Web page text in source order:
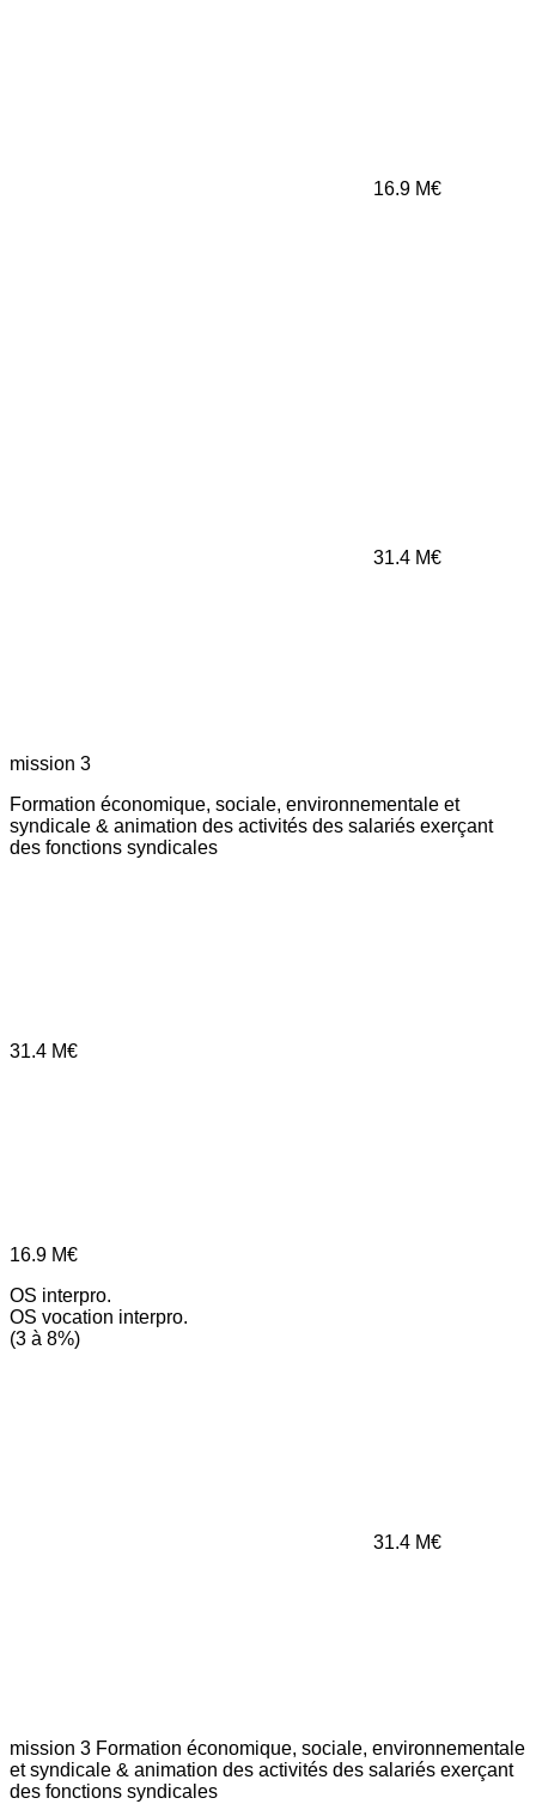
16.9 M€
31.4 M€
mission 3
Formation économique, sociale, environnementale et
syndicale & animation des activités des salariés exerçant
des fonctions syndicales
31.4 M€
16.9 M€
OS interpro.
OS vocation interpro.
(3 à 8%)
31.4 M€
mission 3 Formation économique, sociale, environnementale
et syndicale & animation des activités des salariés exerçant
des fonctions syndicales